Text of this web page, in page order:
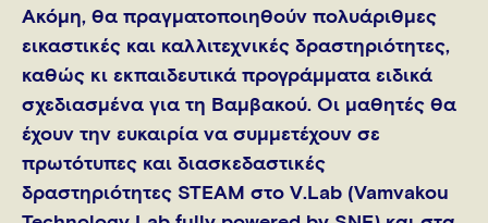
Ακόμη, θα πραγματοποιηθούν πολυάριθμες
εικαστικές και καλλιτεχνικές δραστηριότητες,
καθώς κι εκπαιδευτικά προγράμματα ειδικά
σχεδιασμένα για τη Βαμβακού. Οι μαθητές θα
έχουν την ευκαιρία να συμμετέχουν σε
πρωτότυπες και διασκεδαστικές
δραστηριότητες STEAM στο V.Lab (Vamvakou